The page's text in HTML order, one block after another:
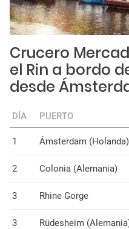
Crucero
el Rin a bordo
desde
DÍA PUERTO
1 Ámsterdam (Holanda)
2 Colonia (Alemania)
3 Rhine Gorge
3 Rüdesheim